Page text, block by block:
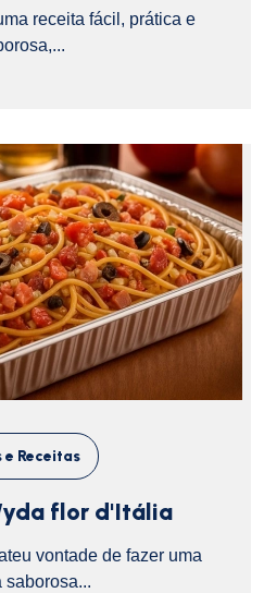
receita fácil, prática e
e Receitas
flor d'Itália
vontade de fazer uma
saborosa...